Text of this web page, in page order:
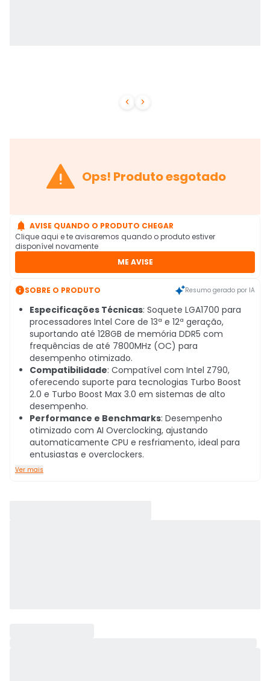
 
 Ops! Produto esgotado
 AVISE QUANDO O PRODUTO CHEGAR
Clique aqui e te avisaremos quando o produto estiver
disponível novamente
ME AVISE
SOBRE O PRODUTO Resumo gerado por IA
Especificações Técnicas: Soquete LGA1700 para
processadores Intel Core de 13ª e 12ª geração,
suportando até 128GB de memória DDR5 com
frequências de até 7800MHz (OC) para
desempenho otimizado.
Compatibilidade: Compatível com Intel Z790,
oferecendo suporte para tecnologias Turbo Boost
2.0 e Turbo Boost Max 3.0 em sistemas de alto
desempenho.
Performance e Benchmarks: Desempenho
otimizado com AI Overclocking, ajustando
automaticamente CPU e resfriamento, ideal para
entusiastas e overclockers.
Ver mais